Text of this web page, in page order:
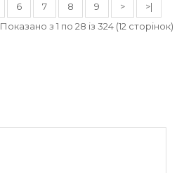
6 7 8 9 >
>|
Показано з 1 по 28 із 324 (12 сторінок)